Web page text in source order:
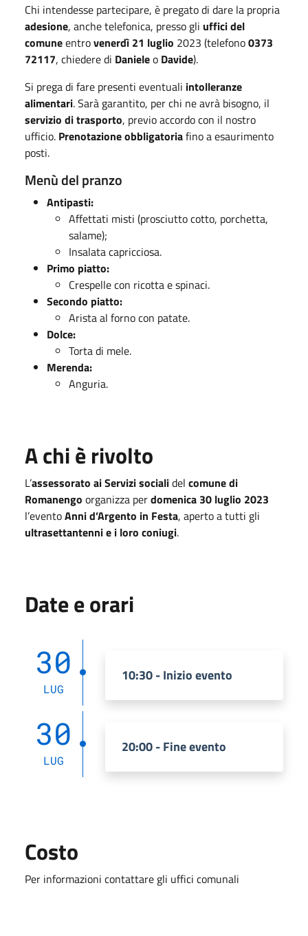
Chi intendesse partecipare, è pregato di dare la propria
adesione, anche telefonica, presso gli uffici del
comuneentrovenerdì 21 luglio 2023 (telefono0373
72117, chiedere di Danieleo Davide).
Si prega di fare presenti eventuali intolleranze
alimentari. Sarà garantito, per chi ne avrà bisogno, il
servizio di trasporto, previo accordo con il nostro
ufficio. Prenotazione obbligatoriafino a esaurimento
posti.
Menù del pranzo
Antipasti:
Affettati misti (prosciutto cotto, porchetta,
salame);
Insalata capricciosa.
Primo piatto:
Crespelle con ricotta e spinaci.
Secondo piatto:
Arista al forno con patate.
Dolce:
Torta di mele.
Merenda:
Anguria.
A chi è rivolto
L’assessorato ai Servizi socialidel comune di
Romanengo organizza perdomenica 30 luglio 2023
l’eventoAnni d’Argento in Festa, aperto a tutti gli
ultrasettantenni e i loro coniugi.
Date e orari
30
LUG
10:30 - Inizio evento
30
LUG
20:00 - Fine evento
Costo
Per informazioni contattare gli uffici comunali